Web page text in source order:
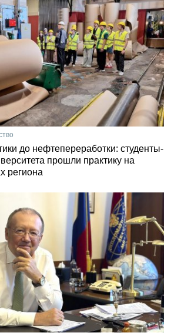
до нефтепереработки: студенты-
прошли практику на
региона